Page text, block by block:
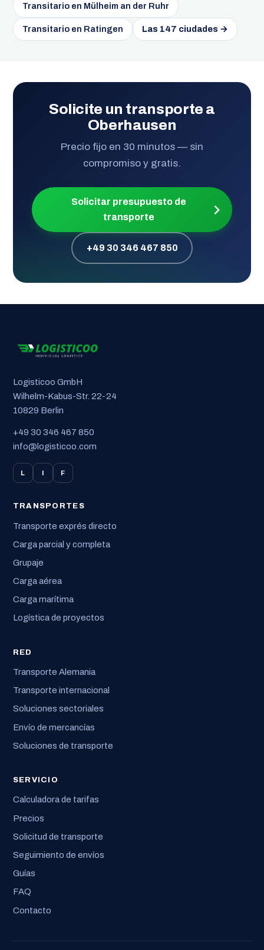
Transitario en Mülheim an der Ruhr
Transitario en Ratingen Las 147 ciudades →
Solicite un transporte a
Oberhausen
Precio fijo en 30 minutos — sin
compromiso y gratis.
Solicitar presupuesto de
transporte
+49 30 346 467 850
Logisticoo GmbH
Wilhelm-Kabus-Str. 22-24
10829 Berlin
+49 30 346 467 850
info@logisticoo.com
L I F
TRANSPORTES
Transporte exprés directo
Carga parcial y completa
Grupaje
Carga aérea
Carga marítima
Logística de proyectos
RED
Transporte Alemania
Transporte internacional
Soluciones sectoriales
Envío de mercancías
Soluciones de transporte
SERVICIO
Calculadora de tarifas
Precios
Solicitud de transporte
Seguimiento de envíos
Guías
FAQ
Contacto